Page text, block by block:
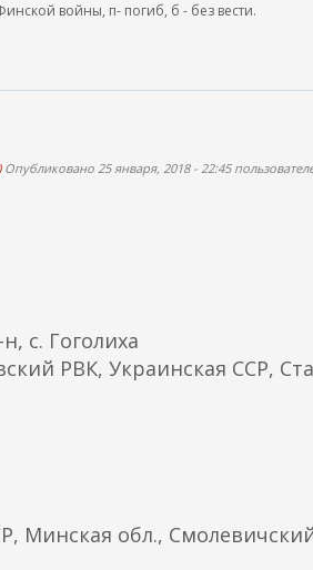
войны, п- погиб, б - без вести.
Опубликовано 25 января, 2018 - 22:45
с. Гоголиха
РВК, Украинская ССР,
Минская обл.,